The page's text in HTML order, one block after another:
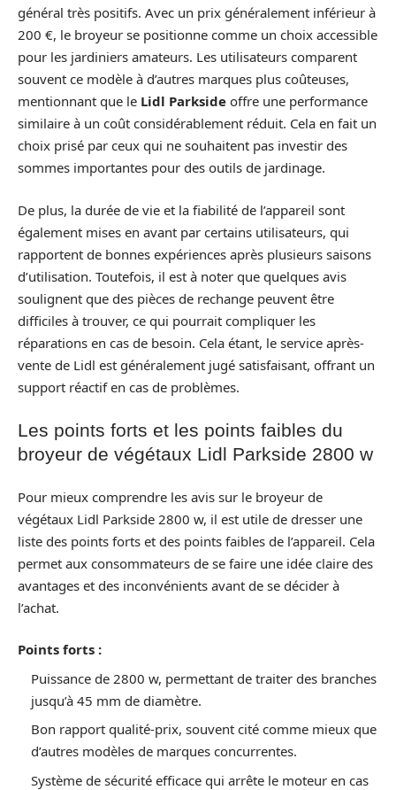
général très positifs. Avec un prix généralement inférieur à
200 €, le broyeur se positionne comme un choix accessible
pour les jardiniers amateurs. Les utilisateurs comparent
souvent ce modèle à d’autres marques plus coûteuses,
mentionnant que le Lidl Parkside offre une performance
similaire à un coût considérablement réduit. Cela en fait un
choix prisé par ceux qui ne souhaitent pas investir des
sommes importantes pour des outils de jardinage.
De plus, la durée de vie et la fiabilité de l’appareil sont
également mises en avant par certains utilisateurs, qui
rapportent de bonnes expériences après plusieurs saisons
d’utilisation. Toutefois, il est à noter que quelques avis
soulignent que des pièces de rechange peuvent être
difficiles à trouver, ce qui pourrait compliquer les
réparations en cas de besoin. Cela étant, le service après-
vente de Lidl est généralement jugé satisfaisant, offrant un
support réactif en cas de problèmes.
Les points forts et les points faibles du
broyeur de végétaux Lidl Parkside 2800 w
Pour mieux comprendre les avis sur le broyeur de
végétaux Lidl Parkside 2800 w, il est utile de dresser une
liste des points forts et des points faibles de l’appareil. Cela
permet aux consommateurs de se faire une idée claire des
avantages et des inconvénients avant de se décider à
l’achat.
Points forts :
Puissance de 2800 w, permettant de traiter des branches
jusqu’à 45 mm de diamètre.
Bon rapport qualité-prix, souvent cité comme mieux que
d’autres modèles de marques concurrentes.
Système de sécurité efficace qui arrête le moteur en cas